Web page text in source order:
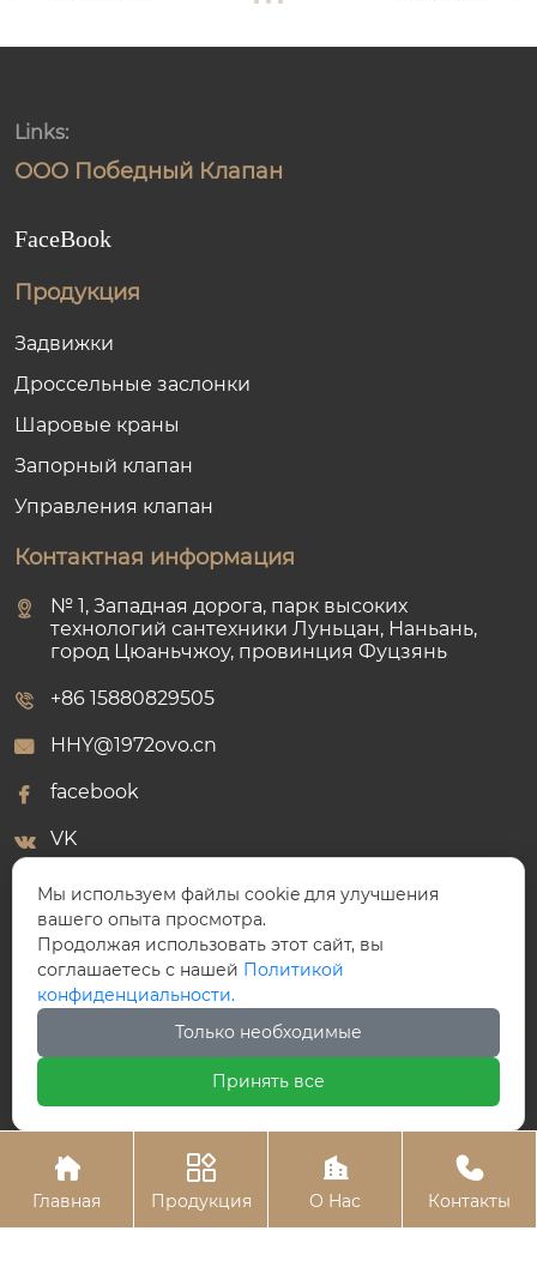
Links:
ООО Победный Клапан
FaceBook
Продукция
Задвижки
Дроссельные заслонки
Шаровые краны
Запорный клапан
Управления клапан
Контактная информация
№ 1, Западная дорога, парк высоких
технологий сантехники Луньцан, Наньань,
город Цюаньчжоу, провинция Фуцзянь
+86 15880829505
HHY@1972ovo.cn
facebook
VK
WhatsApp
ООО Победный Клапан

Главная

Продукция

О Hас

Контакты
Мы используем файлы cookie для улучшения
вашего опыта просмотра.
Продолжая использовать этот сайт, вы
соглашаетесь с нашей Политикой
конфиденциальности.
Только необходимые
Принять все